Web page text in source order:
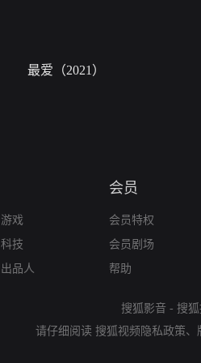
最爱（2021）
游戏
科技
出品人
会员
会员特权
会员剧场
帮助
搜狐影音 - 搜
请仔细阅读 搜狐视频隐私政策、